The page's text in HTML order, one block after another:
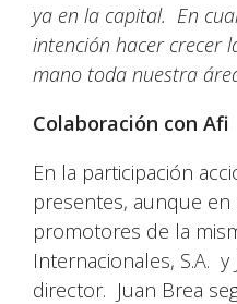
ya en la capital. En
intención hacer crecer
mano toda nuestra
Colaboración con Afi
En la participación
presentes, aunque
promotores de la
Internacionales, S.A.
director. Juan Brea